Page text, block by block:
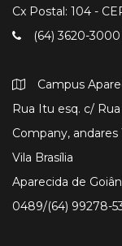
Cx Postal: 104 -
(64) 3620-3000
Campus
Rua Itu esq. c/
Company, andares
Vila Brasília
Aparecida de
0489/(64) 99278-